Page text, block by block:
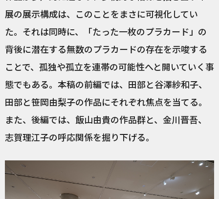
展の展示構成は、このことをまさに可視化してい
た。それは同時に、「たった一枚のプラカード」の
背後に潜在する無数のプラカードの存在を示唆する
ことで、孤独や孤立を連帯の可能性へと開いていく事
態でもある。本稿の前編では、田部と谷澤紗和子、
田部と笹岡由梨子の作品にそれぞれ焦点を当てる。
また、後編では、飯山由貴の作品群と、金川晋吾、
志賀理江子の呼応関係を掘り下げる。